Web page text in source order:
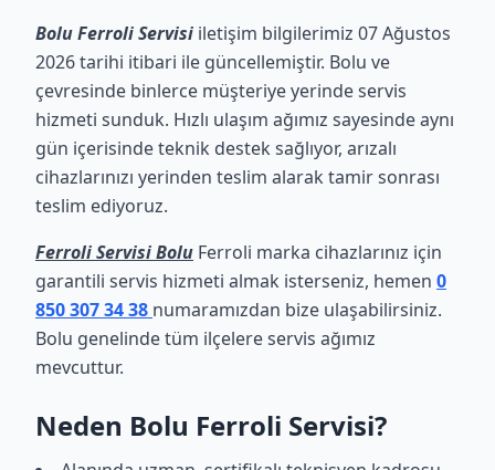
Bolu Ferroli Servisi iletişim bilgilerimiz 07 Ağustos
2026 tarihi itibari ile güncellemiştir. Bolu ve
çevresinde binlerce müşteriye yerinde servis
hizmeti sunduk. Hızlı ulaşım ağımız sayesinde aynı
gün içerisinde teknik destek sağlıyor, arızalı
cihazlarınızı yerinden teslim alarak tamir sonrası
teslim ediyoruz.
Ferroli Servisi Bolu Ferroli marka cihazlarınız için
garantili servis hizmeti almak isterseniz, hemen 0
850 307 34 38 numaramızdan bize ulaşabilirsiniz.
Bolu genelinde tüm ilçelere servis ağımız
mevcuttur.
Neden Bolu Ferroli Servisi?